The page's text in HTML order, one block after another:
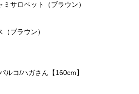
ミサロペット（ブラウン）
ブラウン）
ルコ/ハガさん【160cm】